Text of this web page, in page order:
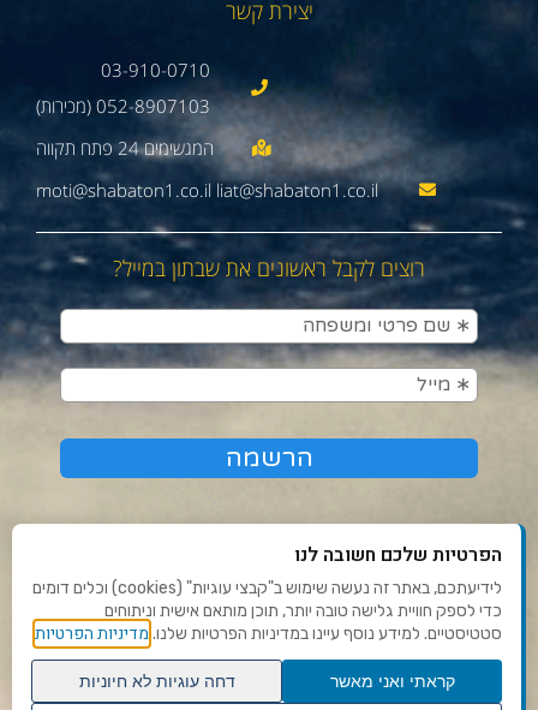
יצירת קשר
03-910-0710
052-8907103 (מכירות)
moti@shabaton1.co.il liat@shabaton1.co.il
רוצים לקבל ראשונים את שבתון במייל?
תנאי שימוש ומדיניות פרטיות
פנו אלינו
הצהרת נגישות
הפרטיות שלכם חשובה לנו
לידיעתכם, באתר זה נעשה שימוש ב"קבצי עוגיות" (cookies) וכלים דומים
כדי לספק חוויית גלישה טובה יותר, תוכן מותאם אישית וניתוחים
סטטיסטיים. למידע נוסף עיינו במדיניות הפרטיות שלנו. מדיניות הפרטיות
קראתי ואני מאשר דחה עוגיות לא חיוניות